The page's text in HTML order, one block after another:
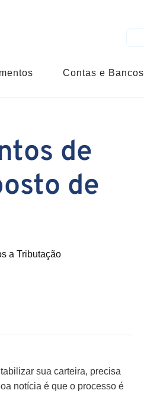
Contas e Bancos
de
de
a Tributação
sua carteira, precisa
notícia é que o processo é